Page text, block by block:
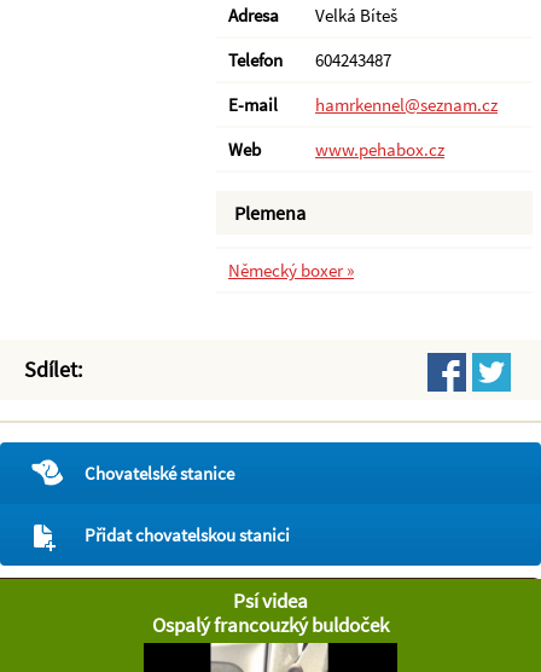
Adresa
Velká Bíteš
Telefon
604243487
E-mail
hamrkennel@seznam.cz
Web
www.pehabox.cz
Plemena
Německý boxer »
Sdílet:
Chovatelské stanice
Přidat chovatelskou stanici
Psí videa
Ospalý francouzký buldoček